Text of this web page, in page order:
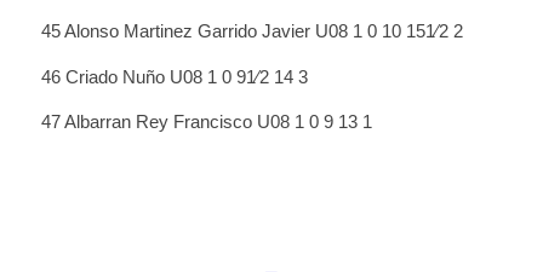
45 Alonso Martinez Garrido Javier U08 1 0 10 151⁄2 2
46 Criado Nuño U08 1 0 91⁄2 14 3
47 Albarran Rey Francisco U08 1 0 9 13 1